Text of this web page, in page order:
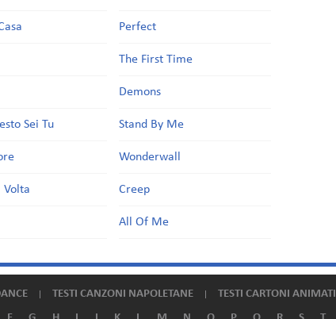
Sei Tu
Volta
Perfect
The First Time
Demons
Stand By Me
Wonderwall
Creep
All Of Me
TESTI CANZONI NAPOLETANE TESTI CARTONI ANIMATI